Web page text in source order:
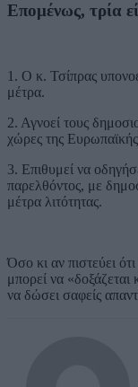
Επομένως, τρία
1. Ο κ. Τσίπρας
μέτρα.
2. Αγνοεί τους
χώρες της
3. Επιθυμεί να
παρελθόντος, με
μέτρα λιτότητας.
Όσο κι αν πιστεύει
μπορεί να
να δώσει σαφείς